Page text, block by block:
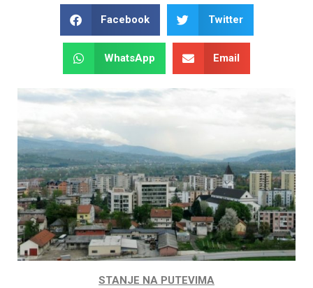
Facebook Twitter
WhatsApp Email
STANJE NA PUTEVIMA